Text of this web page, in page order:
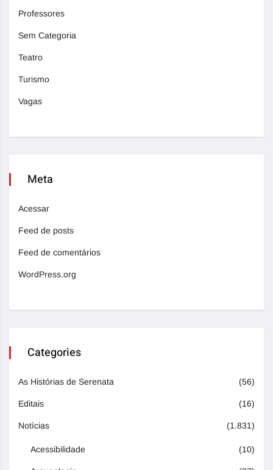
Professores
Sem Categoria
Teatro
Turismo
Vagas
Meta
Acessar
Feed de posts
Feed de comentários
WordPress.org
Categories
As Histórias de Serenata (56)
Editais (16)
Notícias (1.831)
Acessibilidade (10)